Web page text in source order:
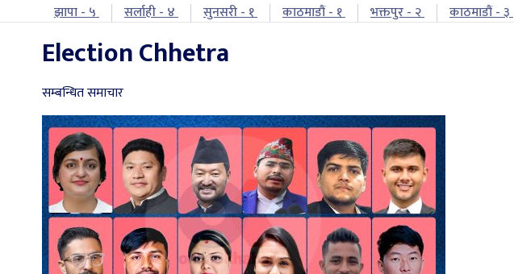
झापा - ५ सर्लाही - ४ सुनसरी - १ काठमाडौं - १ भक्तपुर - २ काठमाडौं - ३
Election Chhetra
सम्बन्धित समाचार